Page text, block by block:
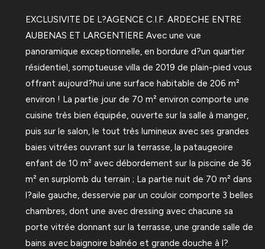
EXCLUSIVITE DE L?AGENCE C.I.F. ARDECHE ENTRE
AUBENAS ET LARGENTIERE Avec une vue
panoramique exceptionnelle, en bordure d?un quartier
résidentiel, somptueuse villa de 2019 de plain-pied vous
offrant aujourd?hui une surface habitable de 206 m²
environ ! La partie jour de 70 m² environ comporte une
cuisine très bien équipée, ouverte sur la salle à manger,
puis sur le salon, le tout très lumineux avec ses grandes
baies vitrées ouvrant sur la terrasse, la pataugeoire
enfant de 10 m² avec débordement sur la piscine de 36
m² en surplomb du terrain ; La partie nuit de 70 m² dans
l?aile gauche, desservie par un couloir comporte 3 belles
chambres, dont une avec dressing avec chacune sa
porte vitrée donnant sur la terrasse, une grande salle de
bains avec baignoire balnéo et grande douche à l?